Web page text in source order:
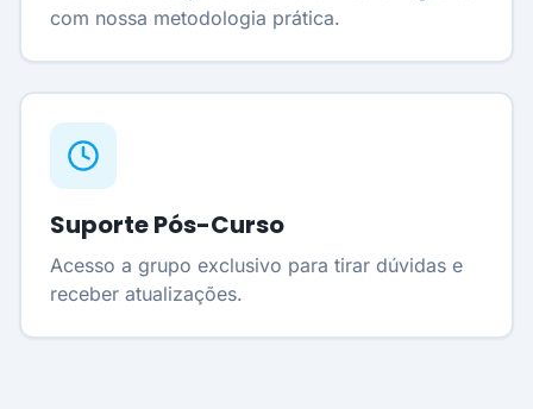
com nossa metodologia prática.
Suporte Pós-Curso
Acesso a grupo exclusivo para tirar dúvidas e
receber atualizações.